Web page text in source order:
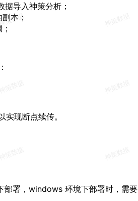
导入神策分析；
本；
现断点续传。
署，windows 环境下部署时，需要